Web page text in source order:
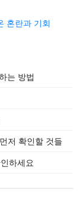
혼란과 기회
는 방법
저 확인할 것들
하세요